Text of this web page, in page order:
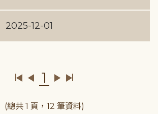
2025-12-01
1
(總共 1 頁，12 筆資料)